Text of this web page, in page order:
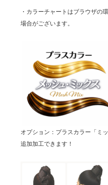
・カラーチャートはブラウザの
場合がございます。
オプション：プラスカラー「ミ
追加加工できます！